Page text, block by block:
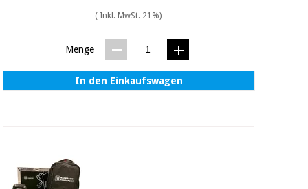
( Inkl. MwSt. 21%)
Menge
In den Einkaufswagen